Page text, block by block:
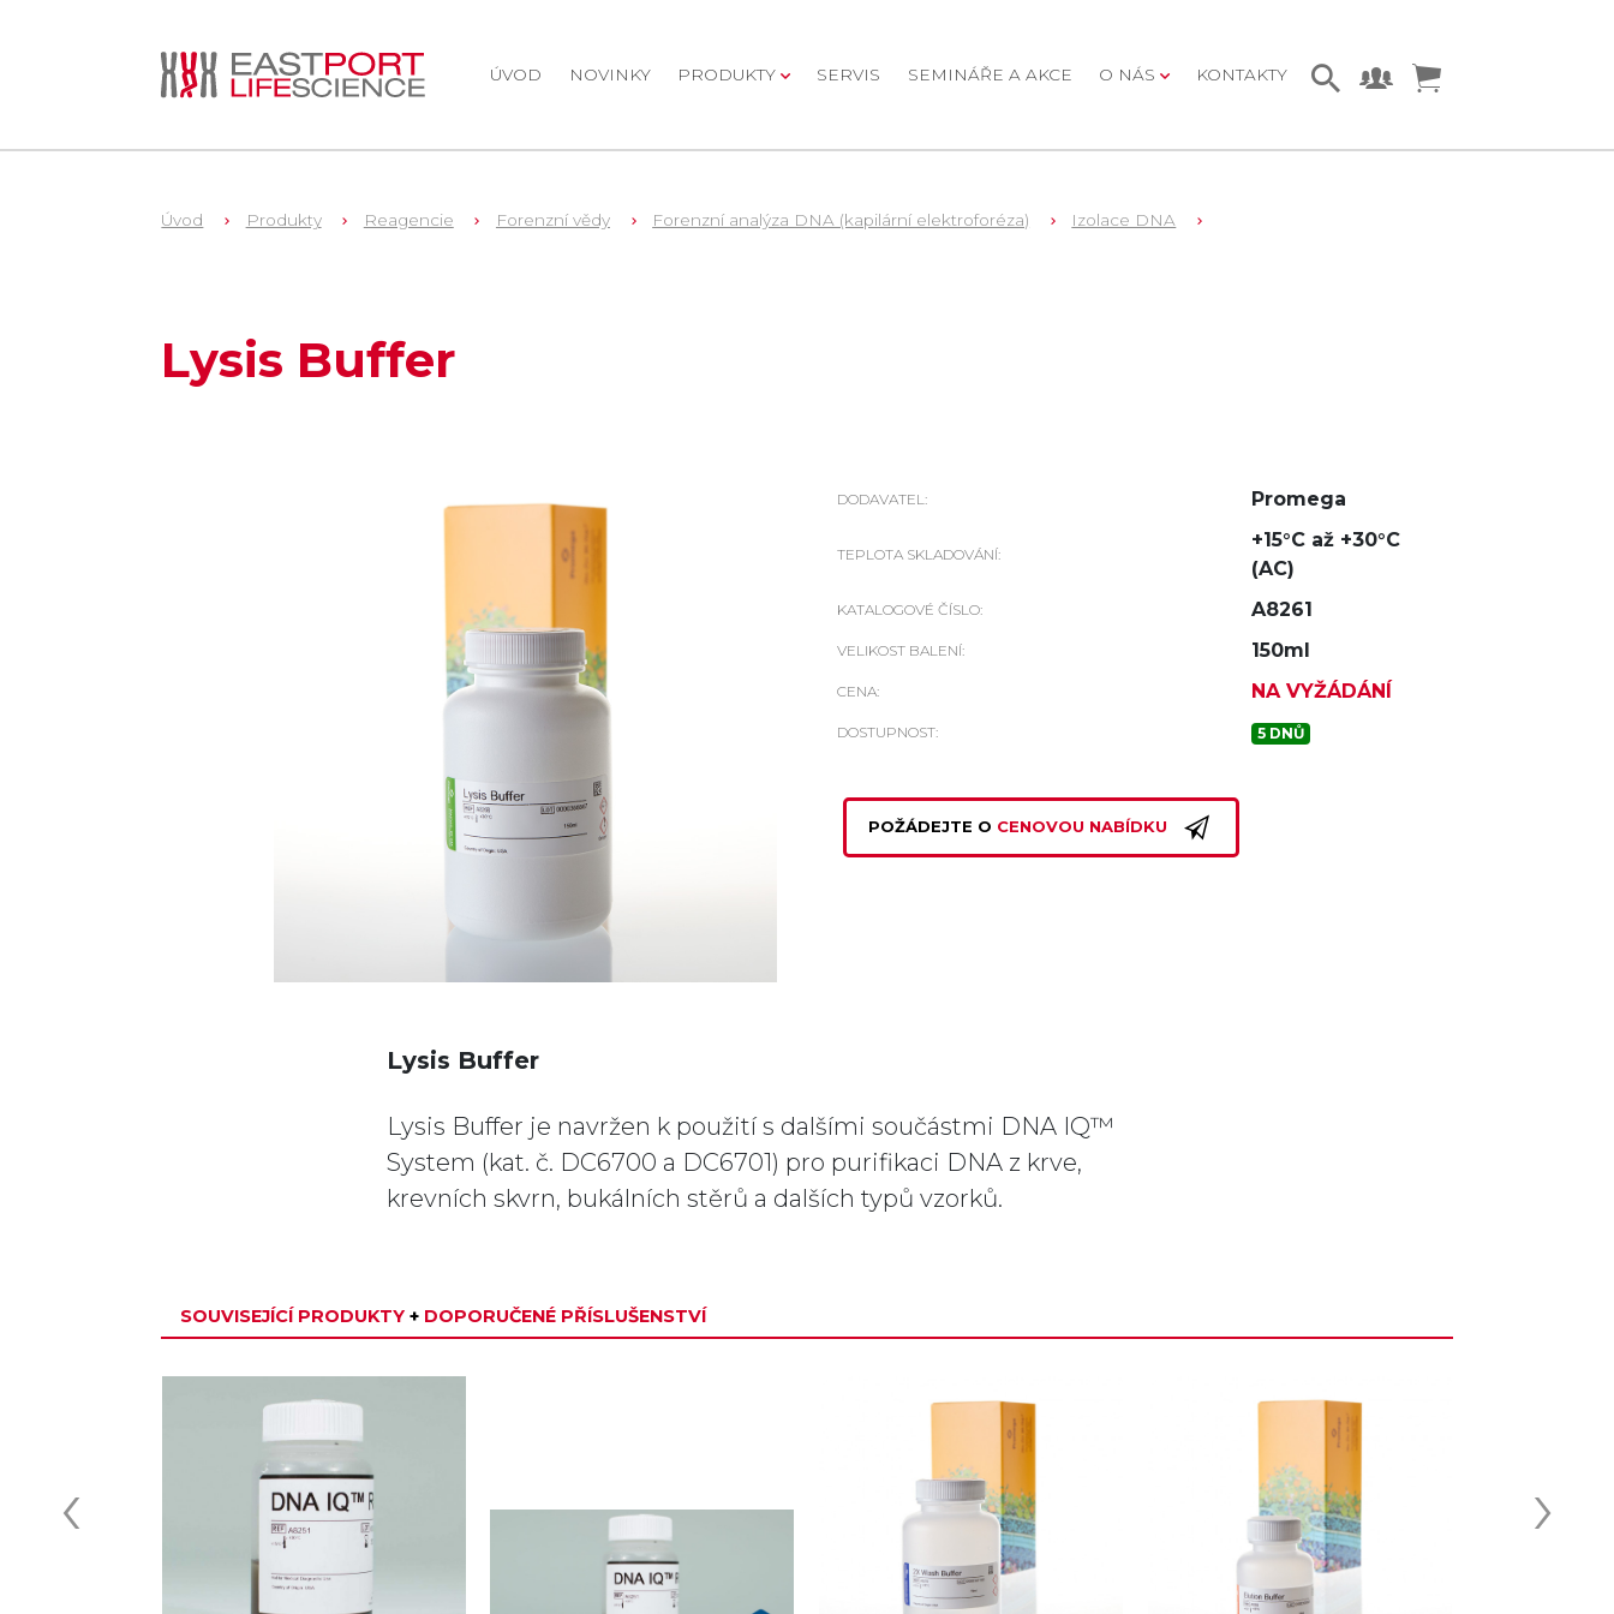
ÚVOD NOVINKY PRODUKTY SERVIS SEMINÁŘE A AKCE O NÁS KONTAKTY
Úvod Produkty Reagencie Forenzní vědy Forenzní analýza DNA (kapilární elektroforéza) Izolace DNA
Lysis Buffer
DODAVATEL: Promega
TEPLOTA SKLADOVÁNÍ:
+15°C až +30°C
(AC)
KATALOGOVÉ ČÍSLO: A8261
VELIKOST BALENÍ: 150ml
CENA: NA VYŽÁDÁNÍ
DOSTUPNOST: 5 DNŮ
POŽÁDEJTE O CENOVOU NABÍDKU
Lysis Buffer
Lysis Buffer je navržen k použití s dalšími součástmi DNA IQ™
System (kat. č. DC6700 a DC6701) pro purifikaci DNA z krve,
krevních skvrn, bukálních stěrů a dalších typů vzorků.
SOUVISEJÍCÍ PRODUKTY+ DOPORUČENÉ PŘÍSLUŠENSTVÍ
‹ ›